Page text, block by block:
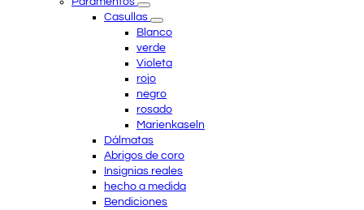
Casullas
Blanco
verde
Violeta
rojo
negro
rosado
Marienkaseln
Dálmatas
Abrigos de coro
Insignias reales
hecho a medida
Bendiciones